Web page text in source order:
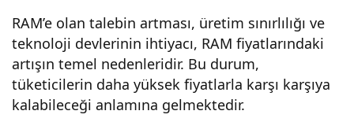
RAM’e olan talebin artması, üretim sınırlılığı ve
teknoloji devlerinin ihtiyacı, RAM fiyatlarındaki
artışın temel nedenleridir. Bu durum,
tüketicilerin daha yüksek fiyatlarla karşı karşıya
kalabileceği anlamına gelmektedir.